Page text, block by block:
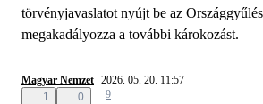
törvényjavaslatot nyújt be az
megakadályozza a további károkozást.
Magyar Nemzet 2026. 05. 20. 11:57
1
0 9